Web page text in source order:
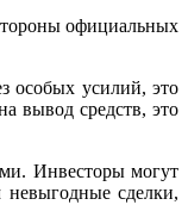
официальных
особых усилий, это
вывод средств, это
Инвесторы могут
невыгодные сделки,